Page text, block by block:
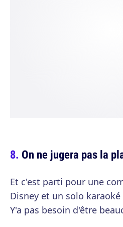
On ne jugera pas la
Et c'est parti pour une
Disney et un solo
Y'a pas besoin d'être